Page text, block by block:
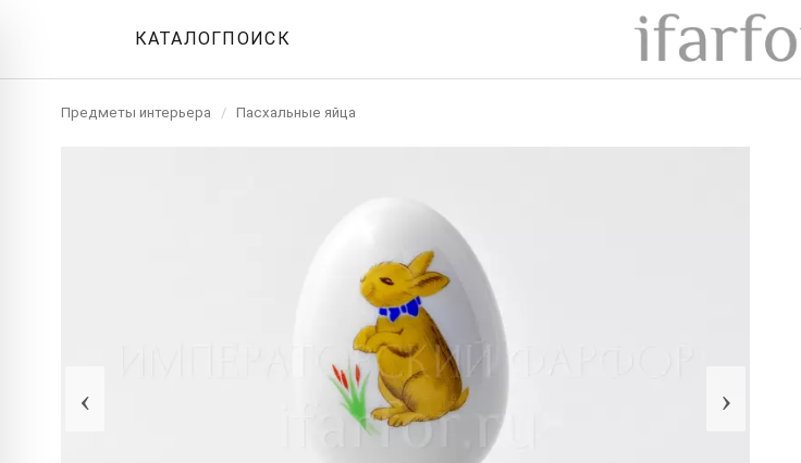
КАТАЛОГПОИСК
Предметы интерьера / Пасхальные яйца
‹ ›